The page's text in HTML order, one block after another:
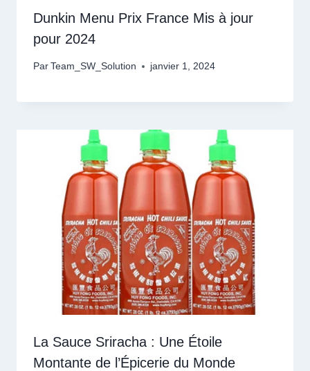
Dunkin Menu Prix France Mis à jour
pour 2024
Par Team_SW_Solution janvier 1, 2024
La Sauce Sriracha : Une Étoile
Montante de l’Épicerie du Monde